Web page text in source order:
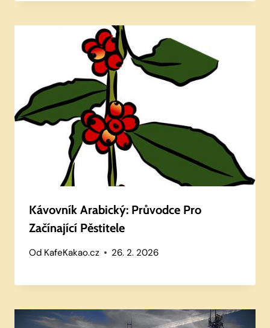
Kávovník Arabický: Průvodce Pro
Začínající Pěstitele
Od KafeKakao.cz 26. 2. 2026